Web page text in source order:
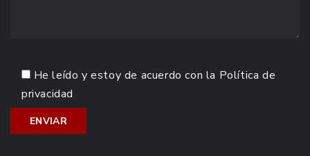
He leído y estoy de acuerdo con la Política de
privacidad